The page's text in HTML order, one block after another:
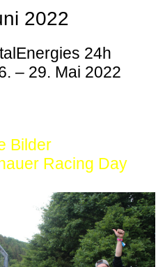
2022
24h
– 29. Mai 2022
Bilder
Racing Day